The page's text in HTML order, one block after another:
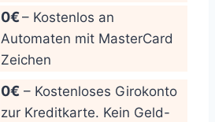
0€ – Kostenlos an
Automaten mit MasterCard
Zeichen
0€ – Kostenloses Girokonto
zur Kreditkarte. Kein Geld-